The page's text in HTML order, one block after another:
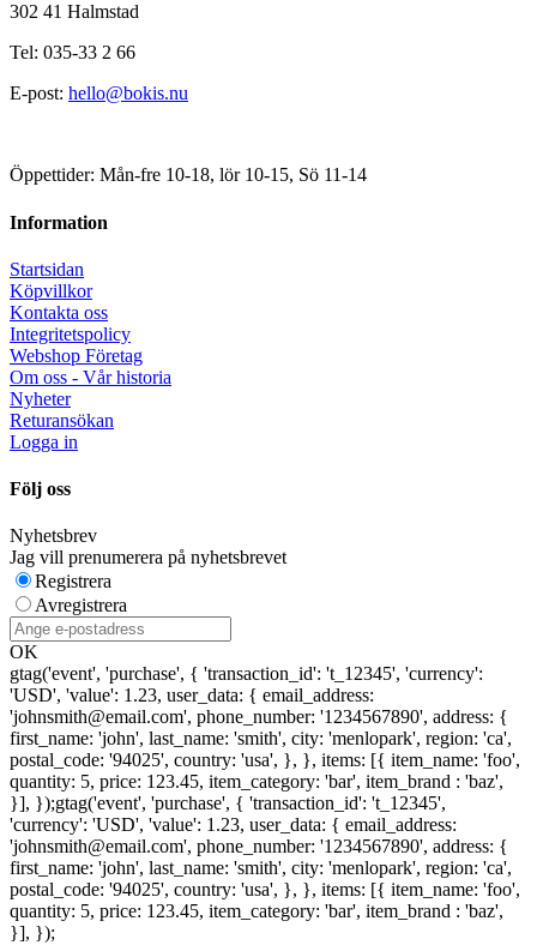
302 41 Halmstad
Tel: 035-33 2 66
E-post: hello@bokis.nu
Öppettider: Mån-fre 10-18, lör 10-15, Sö 11-14
Information
Startsidan
Köpvillkor
Kontakta oss
Integritetspolicy
Webshop Företag
Om oss - Vår historia
Nyheter
Returansökan
Logga in
Följ oss
Nyhetsbrev
Jag vill prenumerera på nyhetsbrevet
Registrera
Avregistrera
OK
gtag('event', 'purchase', { 'transaction_id': 't_12345', 'currency':
'USD', 'value': 1.23, user_data: { email_address:
'johnsmith@email.com', phone_number: '1234567890', address: {
first_name: 'john', last_name: 'smith', city: 'menlopark', region: 'ca',
postal_code: '94025', country: 'usa', }, }, items: [{ item_name: 'foo',
quantity: 5, price: 123.45, item_category: 'bar', item_brand : 'baz',
}], });gtag('event', 'purchase', { 'transaction_id': 't_12345',
'currency': 'USD', 'value': 1.23, user_data: { email_address:
'johnsmith@email.com', phone_number: '1234567890', address: {
first_name: 'john', last_name: 'smith', city: 'menlopark', region: 'ca',
postal_code: '94025', country: 'usa', }, }, items: [{ item_name: 'foo',
quantity: 5, price: 123.45, item_category: 'bar', item_brand : 'baz',
}], });